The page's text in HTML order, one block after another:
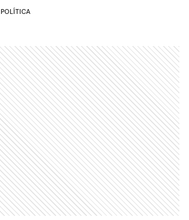
POLÍTICA